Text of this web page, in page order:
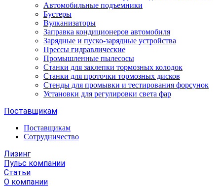
Автомобильные подъемники
Бустеры
Вулканизаторы
Заправка кондиционеров автомобиля
Зарядные и пуско-зарядные устройства
Прессы гидравлические
Промышленные пылесосы
Станки для заклепки тормозных колодок
Станки для проточки тормозных дисков
Стенды для промывки и тестирования форсунок
Установки для регулировки света фар
Поставщикам
Поставщикам
Сотрудничество
Лизинг
Пульс компании
Статьи
О компании